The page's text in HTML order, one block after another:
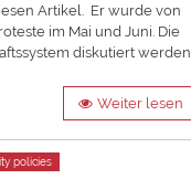
Artikel. Er wurde von
im Mai und Juni. Die
diskutiert werden
Weiter lesen
policies